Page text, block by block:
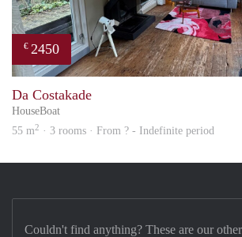
€ 2450
Da Costakade
HouseBoat
55 m2 · 3 rooms · From ? - Indefinite period
Couldn't find anything? These are our